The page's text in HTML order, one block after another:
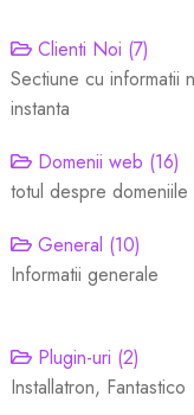
Clienti Noi (7)
Sectiune cu informatii
instanta
Domenii web (16)
totul despre domeniile
General (10)
Informatii generale
Plugin-uri (2)
Installatron, Fantastico